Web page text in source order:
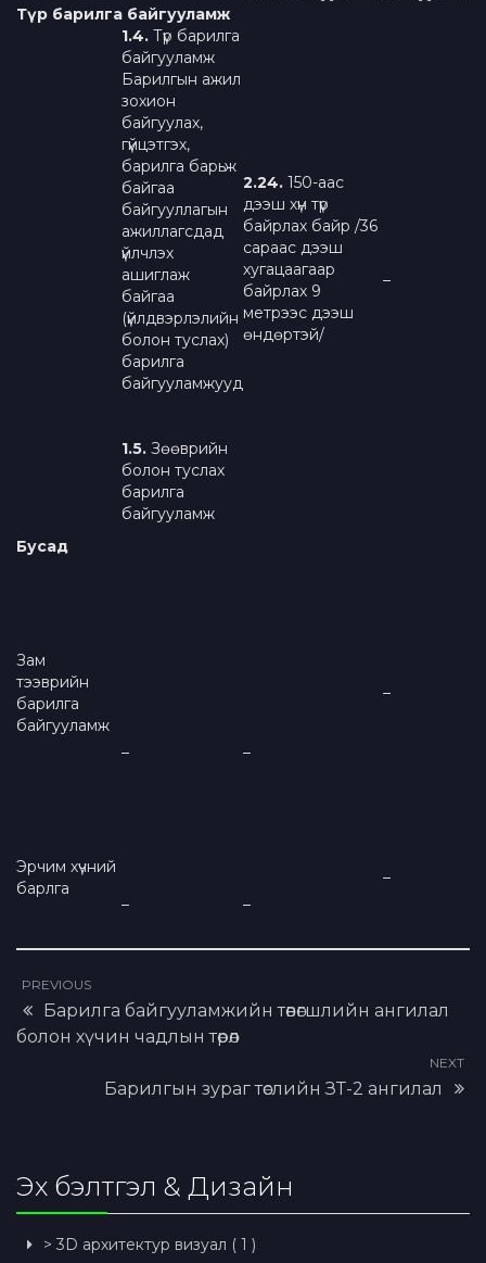
Түр барилга байгууламж
1.4. Түр барилга
байгууламж
Барилгын ажил
зохион
байгуулах,
гүйцэтгэх,
барилга барьж
байгаа
байгууллагын
ажиллагсдад
үйлчлэх
ашиглаж
байгаа
(үйлдвэрлэлийн
болон туслах)
барилга
байгууламжууд
1.5. Зөөврийн
болон туслах
барилга
байгууламж
2.24. 150-аас
дээш хүн түр
байрлах байр /36
сараас дээш
хугацаагаар
байрлах 9
метрээс дээш
өндөртэй/
–
Бусад
Зам
тээврийн
барилга
байгууламж
–
–
–
Эрчим хүчний
барлга
–
–
–
PREVIOUS
Барилга байгууламжийн төвөгшлийн ангилал
болон хүчин чадлын төрөл
NEXT
Барилгын зураг төслийн ЗТ-2 ангилал
Эх бэлтгэл & Дизайн
> 3D архитектур визуал ( 1 )